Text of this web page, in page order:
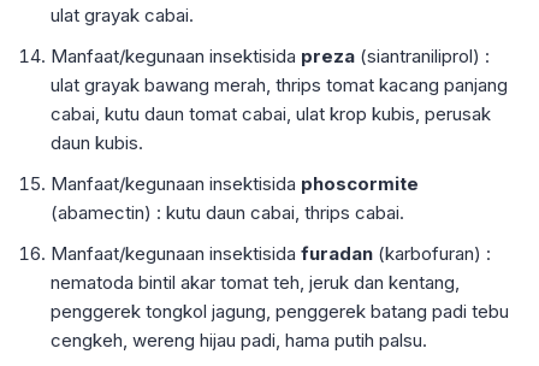
ulat grayak cabai.
Manfaat/kegunaan insektisida preza (siantraniliprol) :
ulat grayak bawang merah, thrips tomat kacang panjang
cabai, kutu daun tomat cabai, ulat krop kubis, perusak
daun kubis.
Manfaat/kegunaan insektisida phoscormite
(abamectin) : kutu daun cabai, thrips cabai.
Manfaat/kegunaan insektisidafuradan (karbofuran) :
nematoda bintil akar tomat teh, jeruk dan kentang,
penggerek tongkol jagung, penggerek batang padi tebu
cengkeh, wereng hijau padi, hama putih palsu.